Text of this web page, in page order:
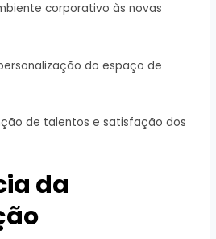
corporativo às novas
do espaço de
de talentos e satisfação dos
da